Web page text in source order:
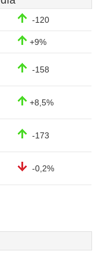
-120
+9%
-158
+8,5%
-173
-0,2%